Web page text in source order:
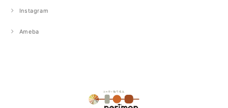
Instagram
Ameba